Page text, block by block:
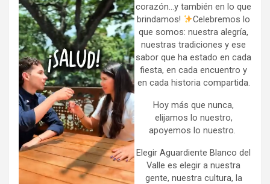
corazón…y también en lo que
brindamos!
Celebremos lo
que somos: nuestra alegría,
nuestras tradiciones y ese
sabor que ha estado en cada
fiesta, en cada encuentro y
en cada historia compartida.
Hoy más que nunca,
elijamos lo nuestro,
apoyemos lo nuestro.
Elegir Aguardiente Blanco del
Valle es elegir a nuestra
gente, nuestra cultura, la